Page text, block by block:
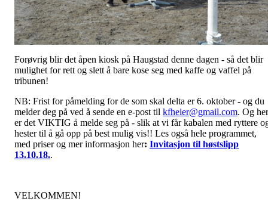
Forøvrig blir det åpen kiosk på Haugstad denne dagen - så det blir
mulighet for rett og slett å bare kose seg med kaffe og vaffel på
tribunen!
NB: Frist for påmelding for de som skal delta er 6. oktober - og du
melder deg på ved å sende en e-post til kfheier@gmail.com. Og her
er det VIKTIG å melde seg på - slik at vi får kabalen med ryttere
hester til å gå opp på best mulig vis!! Les også hele programmet,
med priser og mer informasjon her: Invitasjon til høstslipp
13.10.18..
VELKOMMEN!